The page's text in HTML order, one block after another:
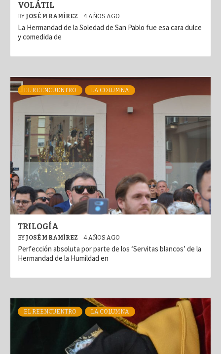
VOLÁTIL
BY JOSÉ M RAMÍREZ 4 AÑOS AGO
La Hermandad de la Soledad de San Pablo fue esa cara dulce
y comedida de
EL REENCUENTRO LA COLUMNA
TRILOGÍA
BY JOSÉ M RAMÍREZ 4 AÑOS AGO
Perfección absoluta por parte de los ‘Servitas blancos’ de la
Hermandad de la Humildad en
EL REENCUENTRO LA COLUMNA